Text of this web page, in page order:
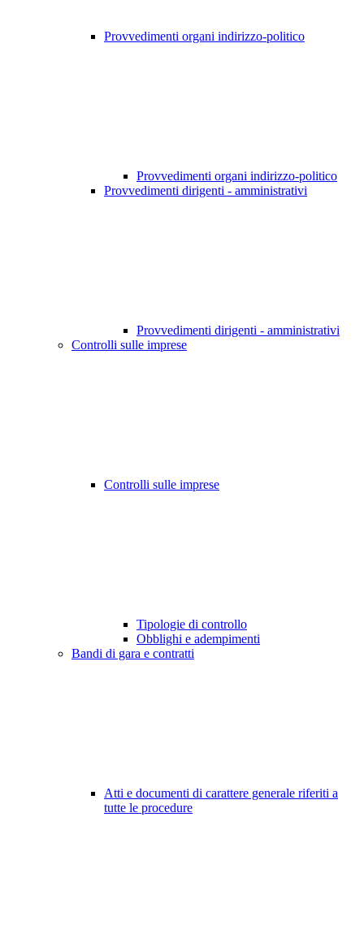
Provvedimenti organi indirizzo-politico
Provvedimenti organi indirizzo-politico
Provvedimenti dirigenti - amministrativi
Provvedimenti dirigenti - amministrativi
Controlli sulle imprese
Controlli sulle imprese
Tipologie di controllo
Obblighi e adempimenti
Bandi di gara e contratti
Atti e documenti di carattere generale riferiti a
tutte le procedure